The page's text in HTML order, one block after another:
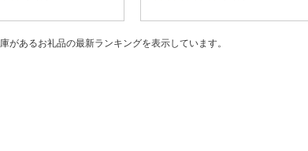
があるお礼品の最新ランキングを表示しています。